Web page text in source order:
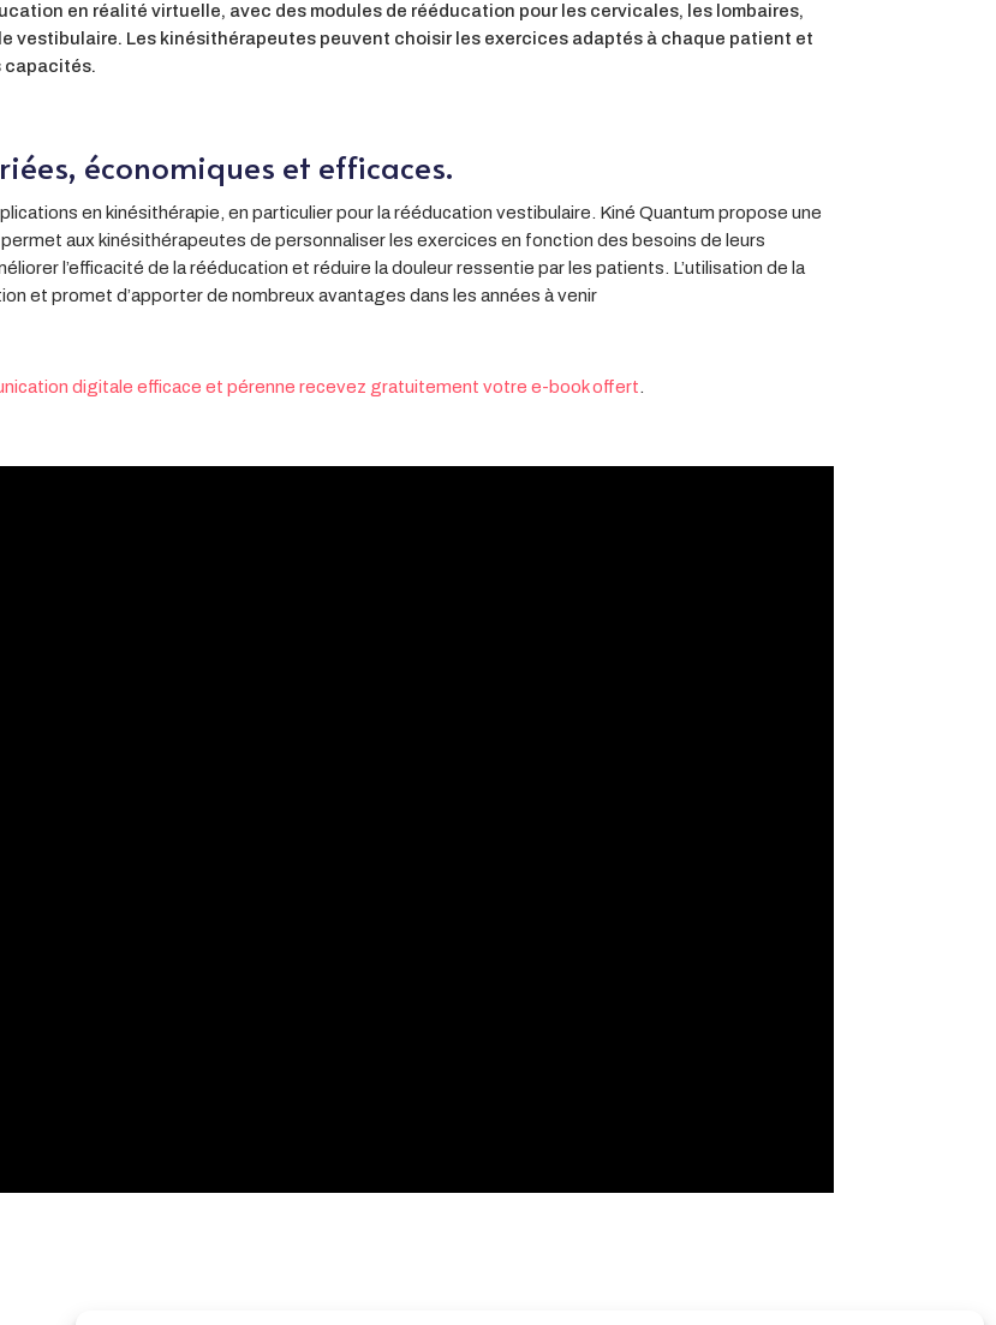
en réalité virtuelle, avec des modules de rééducation pour les cervicales, les lombaires,
le vestibulaire. Les kinésithérapeutes peuvent choisir les exercices adaptés à chaque patient et
capacités.
économiques et efficaces.
en kinésithérapie, en particulier pour la rééducation vestibulaire. Kiné Quantum propose une
aux kinésithérapeutes de personnaliser les exercices en fonction des besoins de leurs
l’efficacité de la rééducation et réduire la douleur ressentie par les patients. L’utilisation de la
et promet d’apporter de nombreux avantages dans les années à venir
digitale efficace et pérenne recevez gratuitement votre e-book offert.